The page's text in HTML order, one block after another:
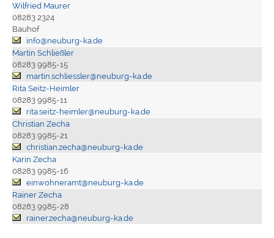
Wilfried Maurer
08283 2324
Bauhof
info@neuburg-ka.de
Martin Schließler
08283 9985-15
martin.schliessler@neuburg-ka.de
Rita Seitz-Heimler
08283 9985-11
rita.seitz-heimler@neuburg-ka.de
Christian Zecha
08283 9985-21
christian.zecha@neuburg-ka.de
Karin Zecha
08283 9985-16
einwohneramt@neuburg-ka.de
Rainer Zecha
08283 9985-28
rainer.zecha@neuburg-ka.de